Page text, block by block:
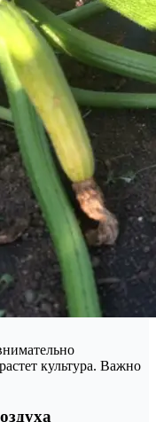
культура. Важно